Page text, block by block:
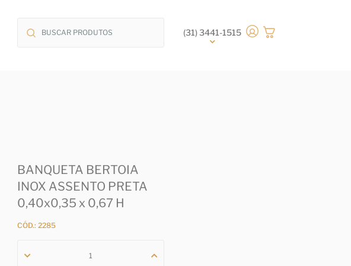
(31) 3441-1515
BANQUETA BERTOIA
INOX ASSENTO PRETA
0,40x0,35 x 0,67 H
CÓD.: 2285